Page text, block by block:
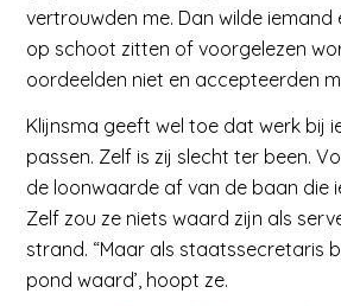
vertrouwden me. Dan wilde iemand
op schoot zitten of voorgelezen
oordeelden niet en accepteerden
Klijnsma geeft wel toe dat werk bij
passen. Zelf is zij slecht ter been.
de loonwaarde af van de baan die
Zelf zou ze niets waard zijn als
strand. “Maar als staatssecretaris
pond waard’, hoopt ze.